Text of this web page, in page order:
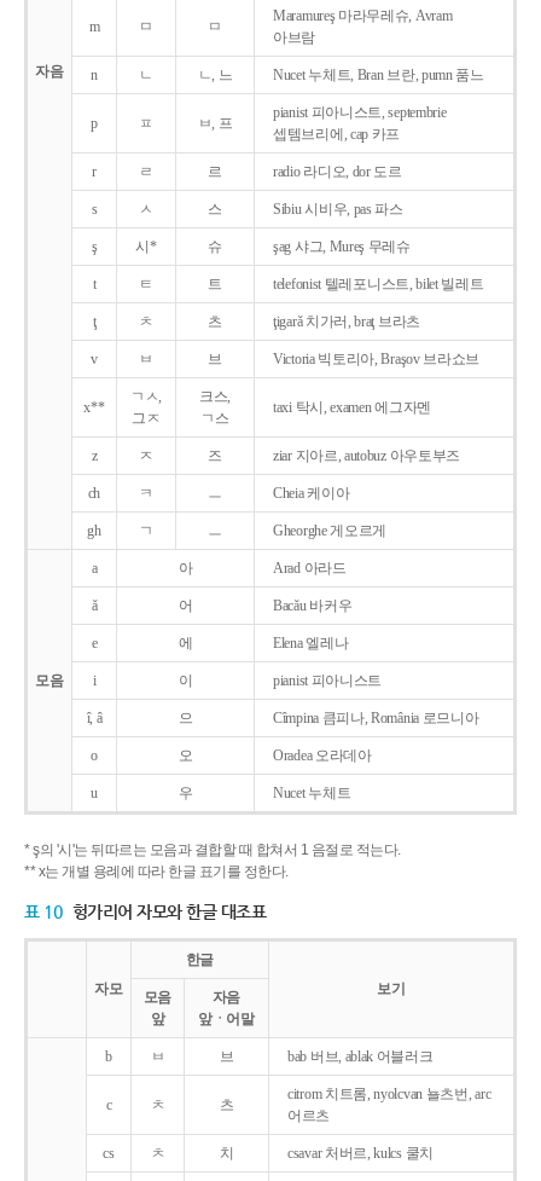
자음
m ㅁ ㅁ
Maramureş 마라무레슈, Avram
아브람
n ㄴ ㄴ, 느 Nucet 누체트, Bran 브란, pumn 품느
p ㅍ ㅂ, 프
pianist 피아니스트, septembrie
셉템브리에, cap 카프
r ㄹ 르 radio 라디오, dor 도르
s ㅅ 스 Sibiu 시비우, pas 파스
ş 시* 슈 şag 샤그, Mureş 무레슈
t ㅌ 트 telefonist 텔레포니스트, bilet 빌레트
ţ ㅊ 츠 ţigarǎ 치가러, braţ 브라츠
v ㅂ 브 Victoria 빅토리아, Braşov 브라쇼브
x**
ㄱㅅ,
그ㅈ
크스,
ㄱ스
taxi 탁시, examen 에그자멘
z ㅈ 즈 ziar 지아르, autobuz 아우토부즈
ch ㅋ ㅡ Cheia 케이아
gh ㄱ ㅡ Gheorghe 게오르게
모음
a 아 Arad 아라드
ǎ 어 Bacǎu 바커우
e 에 Elena 엘레나
i 이 pianist 피아니스트
î, â 으 Cîmpina 큼피나, România 로므니아
o 오 Oradea 오라데아
u 우 Nucet 누체트
* ş의 '시'는 뒤따르는 모음과 결합할 때 합쳐서 1 음절로 적는다.
** x는 개별 용례에 따라 한글 표기를 정한다.
표 10 헝가리어 자모와 한글 대조표
자모
한글
보기
모음
앞
자음
앞ㆍ어말
b ㅂ 브 bab 버브, ablak 어블러크
c ㅊ 츠
citrom 치트롬, nyolcvan 뇰츠번, arc
어르츠
cs ㅊ 치 csavar 처버르, kulcs 쿨치